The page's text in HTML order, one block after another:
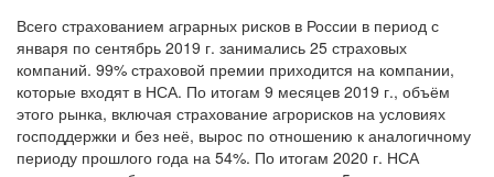
Всего страхованием аграрных рисков в России в период с
января по сентябрь 2019 г. занимались 25 страховых
компаний. 99% страховой премии приходится на компании,
которые входят в НСА. По итогам 9 месяцев 2019 г., объём
этого рынка, включая страхование агрорисков на условиях
господдержки и без неё, вырос по отношению к аналогичному
периоду прошлого года на 54%. По итогам 2020 г. НСА